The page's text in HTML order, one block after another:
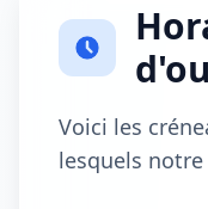
Voici les
lesquels